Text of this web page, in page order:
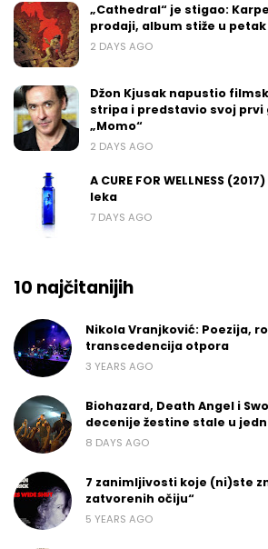
„Cathedral“ je stigao:
prodaji, album stiže u petak
2 DAYS AGO
Džon Kjusak napustio
stripa i predstavio svoj
„Momo“
2 DAYS AGO
A CURE FOR WELLNESS
leka
7 DAYS AGO
10 najčitanijih
Nikola Vranjković: Poezija,
transcedencija otpora
3 YEARS AGO
Biohazard, Death Angel i
decenije žestine stale u
8 DAYS AGO
7 zanimljivosti koje (ni)ste
zatvorenih očiju“
5 YEARS AGO